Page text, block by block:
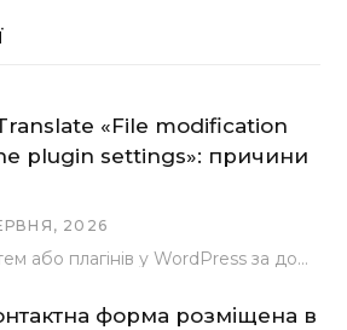
«File modification
plugin settings»: причини
2026
Під час локалізації тем або плагінів у WordPress за допомогою популярного інструменту Loco Translate розробники…
форма розміщена в